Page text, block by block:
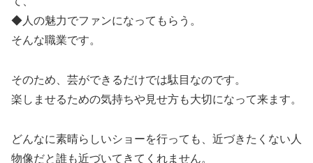
◆人の魅力でファンになってもらう。
そんな職業です。
そのため、芸ができるだけでは駄目なのです。
楽しませるための気持ちや見せ方も大切になって来ます。
どんなに素晴らしいショーを行っても、近づきたくない人
物像だと誰も近づいてきてくれません。